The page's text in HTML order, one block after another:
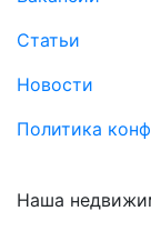
Статьи
Новости
Политика
Наша